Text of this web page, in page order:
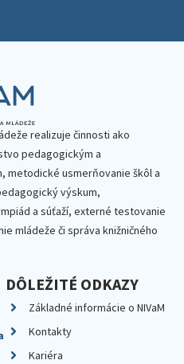
realizuje činnosti ako
pedagogickým a
metodické usmerňovanie škôl a
výskum,
a súťaží, externé testovanie
mládeže či správa knižničného
DÔLEŽITÉ ODKAZY
Základné informácie o NIVaM
Kontakty
Kariéra